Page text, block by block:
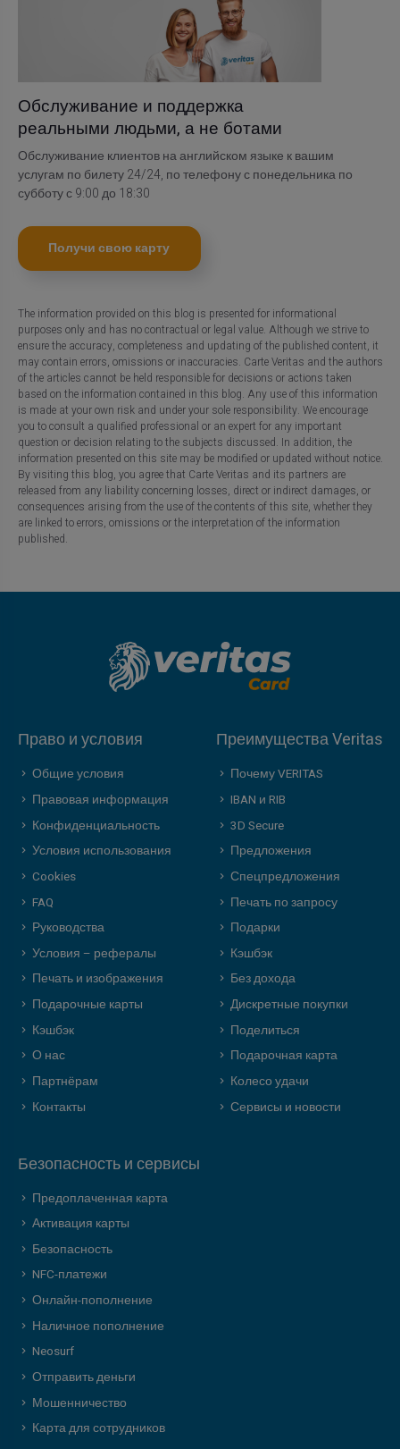
Обслуживание и поддержка
реальными людьми, а не ботами
Обслуживание клиентов на английском языке к вашим
услугам по билету 24/24, по телефону с понедельника по
субботу с 9:00 до 18:30
Получи свою карту
The information provided on this blog is presented for informational
purposes only and has no contractual or legal value. Although we strive to
ensure the accuracy, completeness and updating of the published content, it
may contain errors, omissions or inaccuracies. Carte Veritas and the authors
of the articles cannot be held responsible for decisions or actions taken
based on the information contained in this blog. Any use of this information
is made at your own risk and under your sole responsibility. We encourage
you to consult a qualified professional or an expert for any important
question or decision relating to the subjects discussed. In addition, the
information presented on this site may be modified or updated without notice.
By visiting this blog, you agree that Carte Veritas and its partners are
released from any liability concerning losses, direct or indirect damages, or
consequences arising from the use of the contents of this site, whether they
are linked to errors, omissions or the interpretation of the information
published.
Право и условия
Общие условия
Правовая информация
Конфиденциальность
Условия использования
Cookies
FAQ
Руководства
Условия – рефералы
Печать и изображения
Подарочные карты
Кэшбэк
О нас
Партнёрам
Контакты
Преимущества Veritas
Почему VERITAS
IBAN и RIB
3D Secure
Предложения
Спецпредложения
Печать по запросу
Подарки
Кэшбэк
Без дохода
Дискретные покупки
Поделиться
Подарочная карта
Колесо удачи
Сервисы и новости
Безопасность и сервисы
Предоплаченная карта
Активация карты
Безопасность
NFC-платежи
Онлайн-пополнение
Наличное пополнение
Neosurf
Отправить деньги
Мошенничество
Карта для сотрудников